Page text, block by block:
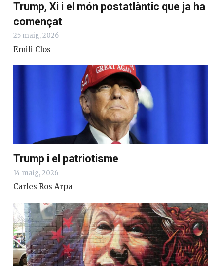
Trump, Xi i el món postatlàntic que ja ha
començat
25 maig, 2026
Emili Clos
Trump i el patriotisme
14 maig, 2026
Carles Ros Arpa